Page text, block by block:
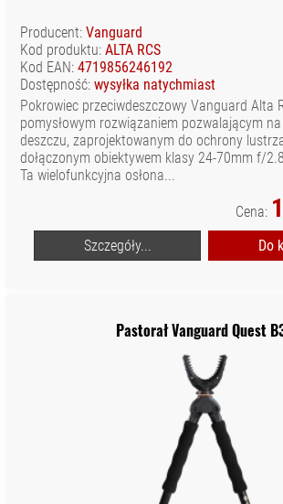
Producent: Vanguard
Kod produktu: ALTA RCS
Kod EAN: 4719856246192
Dostępność: wysyłka natychmiast
Pokrowiec przeciwdeszczowy Vanguard Alta
pomysłowym rozwiązaniem pozwalającym
deszczu, zaprojektowanym do ochrony
dołączonym obiektywem klasy 24-70mm f/
Ta wielofunkcyjna osłona...
Cena:
Szczegóły... Do
Pastorał Vanguard Quest